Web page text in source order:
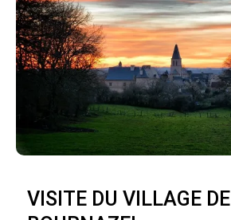
VISITE DU VILLAGE DE